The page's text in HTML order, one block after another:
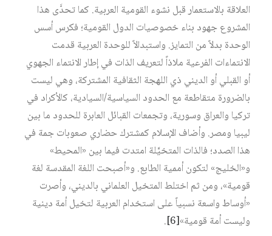
العلاقة بالاستعمار قبل نشوء القومية العربية. كما تحدَّى هذا
المشروع جهود بناء خصوصيات الدول القومية؛ فكرس أسس
الوحدة بدلاً من التمايز. واستبدالاً للوحدة العربية قدمت
الانتماءات الفرعية ملاذاً لتعريف الذات في إطار الانتماء الجهوي
أو القبلي أو الديني ذي اللهجة الثقافية المشتركة، وهي ليست
بالضرورة متقاطعة مع الحدود السياسية/السيادية، كالأكراد في
تركيا والعراق وسورية، وتجمعات القبائل العابرة للحدود ما بين
ليبيا ومصر. وأضاف الإسلام كمشترك حضاري صعوبات جمة في
هذا الصدد؛ فالذات المتخيَّلة امتدت فيما بين «المحيط»
و«الخليج» لتكون أممية الطابع. و«أصبحت اللغة المقدسة لغة
قومية»، ومن ثم اختلط المتخيل العلماني بالديني، وأصرت
«أوساط واسعة نسبياً على استخدام العربية لتخيل أمة دينية
وليست أمة قومية»‏[6]
.